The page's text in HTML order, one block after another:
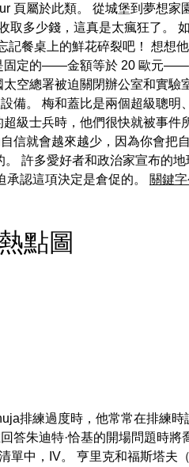
頁屬於此類。 從城堡到夢想家
取多少錢，這真是太瘋狂了。
餐桌上的鮮花碎裂吧！ 想想他
固定的——金額等於 20 歐元
空總署被迫關閉辦公室和實驗
備。 梅和蓋比是兩個超級聰明
級士兵時，他們很快就被事件
信就會越來越少，因為你會把
許多愛好者和政治家宣布的地
認這項決定是倉促的。 關鍵字
點圖
排練過度時，他常常在排練
答朱迪特·恰基的開場問題時將
中，IV。 亨里克和福斯塔夫